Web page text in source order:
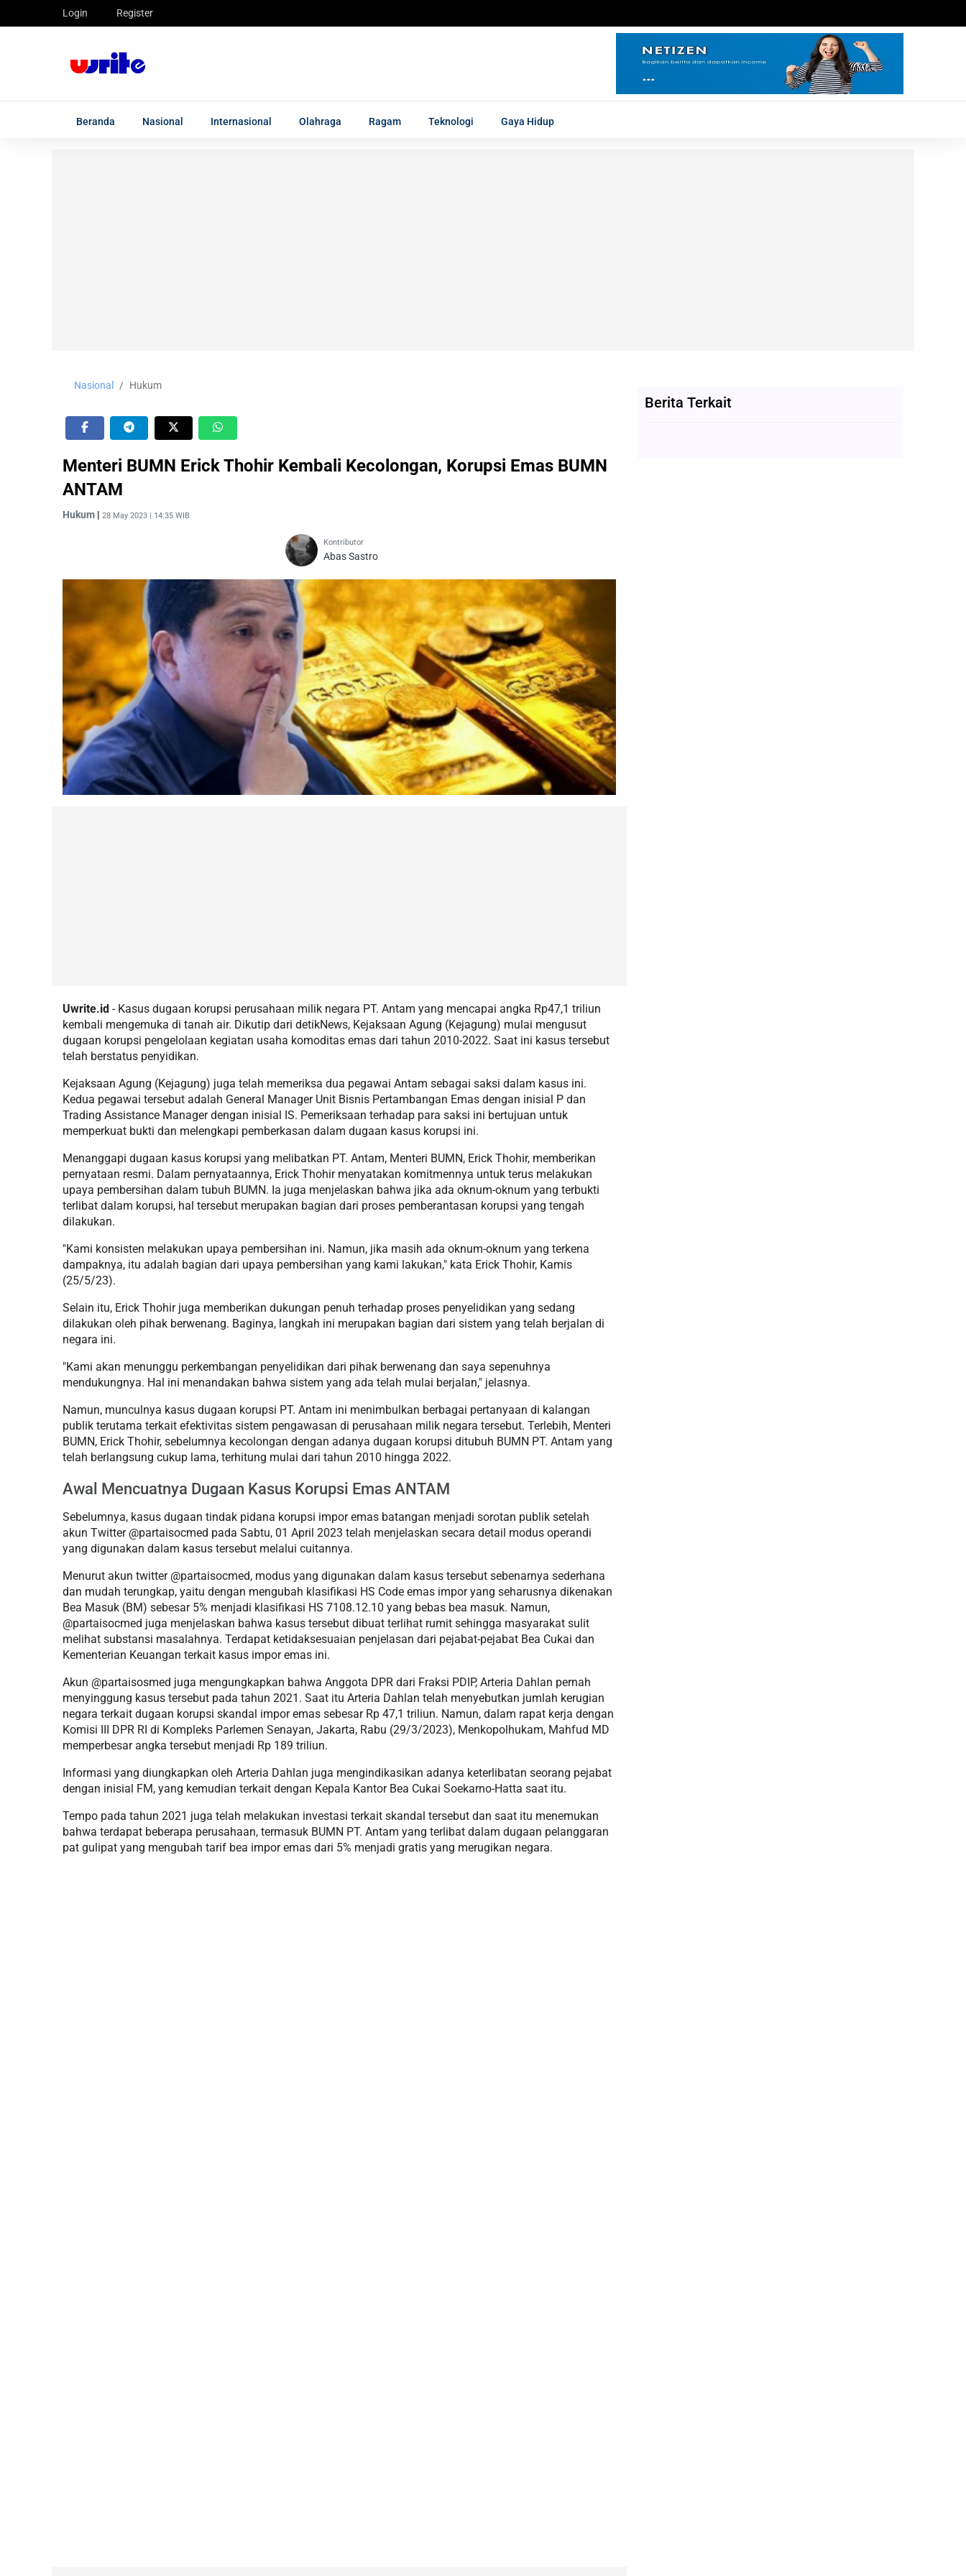
Login Register
Beranda Nasional Internasional Olahraga Ragam Teknologi Gaya Hidup
Nasional Hukum
Menteri BUMN Erick Thohir Kembali Kecolongan, Korupsi Emas BUMN
ANTAM
Hukum | 28 May 2023 | 14:35 WIB
Kontributor
Abas Sastro
Uwrite.id - Kasus dugaan korupsi perusahaan milik negara PT. Antam yang mencapai angka Rp47,1 triliun
kembali mengemuka di tanah air. Dikutip dari detikNews, Kejaksaan Agung (Kejagung) mulai mengusut
dugaan korupsi pengelolaan kegiatan usaha komoditas emas dari tahun 2010-2022. Saat ini kasus tersebut
telah berstatus penyidikan.
Kejaksaan Agung (Kejagung) juga telah memeriksa dua pegawai Antam sebagai saksi dalam kasus ini.
Kedua pegawai tersebut adalah General Manager Unit Bisnis Pertambangan Emas dengan inisial P dan
Trading Assistance Manager dengan inisial IS. Pemeriksaan terhadap para saksi ini bertujuan untuk
memperkuat bukti dan melengkapi pemberkasan dalam dugaan kasus korupsi ini.
Menanggapi dugaan kasus korupsi yang melibatkan PT. Antam, Menteri BUMN, Erick Thohir, memberikan
pernyataan resmi. Dalam pernyataannya, Erick Thohir menyatakan komitmennya untuk terus melakukan
upaya pembersihan dalam tubuh BUMN. Ia juga menjelaskan bahwa jika ada oknum-oknum yang terbukti
terlibat dalam korupsi, hal tersebut merupakan bagian dari proses pemberantasan korupsi yang tengah
dilakukan.
"Kami konsisten melakukan upaya pembersihan ini. Namun, jika masih ada oknum-oknum yang terkena
dampaknya, itu adalah bagian dari upaya pembersihan yang kami lakukan," kata Erick Thohir, Kamis
(25/5/23).
Selain itu, Erick Thohir juga memberikan dukungan penuh terhadap proses penyelidikan yang sedang
dilakukan oleh pihak berwenang. Baginya, langkah ini merupakan bagian dari sistem yang telah berjalan di
negara ini.
"Kami akan menunggu perkembangan penyelidikan dari pihak berwenang dan saya sepenuhnya
mendukungnya. Hal ini menandakan bahwa sistem yang ada telah mulai berjalan," jelasnya.
Namun, munculnya kasus dugaan korupsi PT. Antam ini menimbulkan berbagai pertanyaan di kalangan
publik terutama terkait efektivitas sistem pengawasan di perusahaan milik negara tersebut. Terlebih, Menteri
BUMN, Erick Thohir, sebelumnya kecolongan dengan adanya dugaan korupsi ditubuh BUMN PT. Antam yang
telah berlangsung cukup lama, terhitung mulai dari tahun 2010 hingga 2022.
Awal Mencuatnya Dugaan Kasus Korupsi Emas ANTAM
Sebelumnya, kasus dugaan tindak pidana korupsi impor emas batangan menjadi sorotan publik setelah
akun Twitter @partaisocmed pada Sabtu, 01 April 2023 telah menjelaskan secara detail modus operandi
yang digunakan dalam kasus tersebut melalui cuitannya.
Menurut akun twitter @partaisocmed, modus yang digunakan dalam kasus tersebut sebenarnya sederhana
dan mudah terungkap, yaitu dengan mengubah klasifikasi HS Code emas impor yang seharusnya dikenakan
Bea Masuk (BM) sebesar 5% menjadi klasifikasi HS 7108.12.10 yang bebas bea masuk. Namun,
@partaisocmed juga menjelaskan bahwa kasus tersebut dibuat terlihat rumit sehingga masyarakat sulit
melihat substansi masalahnya. Terdapat ketidaksesuaian penjelasan dari pejabat-pejabat Bea Cukai dan
Kementerian Keuangan terkait kasus impor emas ini.
Akun @partaisosmed juga mengungkapkan bahwa Anggota DPR dari Fraksi PDIP, Arteria Dahlan pernah
menyinggung kasus tersebut pada tahun 2021. Saat itu Arteria Dahlan telah menyebutkan jumlah kerugian
negara terkait dugaan korupsi skandal impor emas sebesar Rp 47,1 triliun. Namun, dalam rapat kerja dengan
Komisi III DPR RI di Kompleks Parlemen Senayan, Jakarta, Rabu (29/3/2023), Menkopolhukam, Mahfud MD
memperbesar angka tersebut menjadi Rp 189 triliun.
Informasi yang diungkapkan oleh Arteria Dahlan juga mengindikasikan adanya keterlibatan seorang pejabat
dengan inisial FM, yang kemudian terkait dengan Kepala Kantor Bea Cukai Soekarno-Hatta saat itu.
Tempo pada tahun 2021 juga telah melakukan investasi terkait skandal tersebut dan saat itu menemukan
bahwa terdapat beberapa perusahaan, termasuk BUMN PT. Antam yang terlibat dalam dugaan pelanggaran
pat gulipat yang mengubah tarif bea impor emas dari 5% menjadi gratis yang merugikan negara.
Berita Terkait